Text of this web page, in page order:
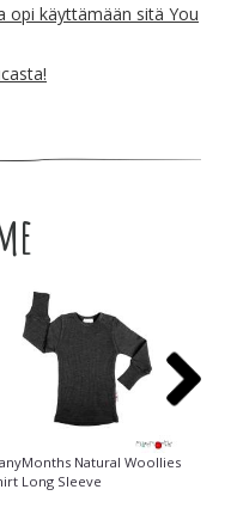
opi käyttämään sitä You
Natural Woollies
Long Sleeve